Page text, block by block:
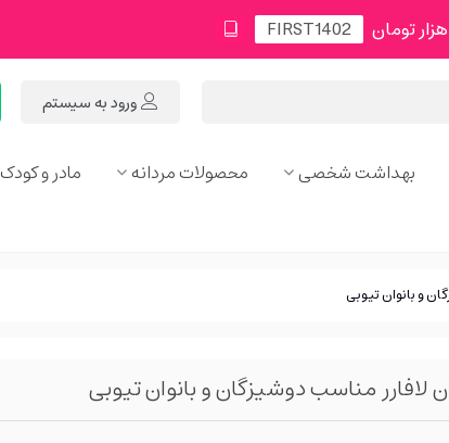
ورود به سیستم
بهداشت شخصی محصولات مردانه
مادر و کودک
و بانوان تیوبی
مناسب دوشیزگان و بانوان تیوبی